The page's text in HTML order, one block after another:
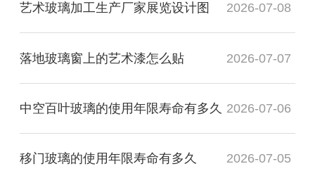
艺术玻璃加工生产厂家展览设计图 2026-07-08
落地玻璃窗上的艺术漆怎么贴 2026-07-07
中空百叶玻璃的使用年限寿命有多久 2026-07-06
移门玻璃的使用年限寿命有多久 2026-07-05